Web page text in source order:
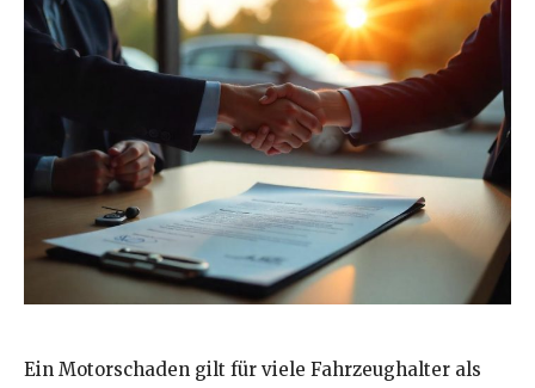
Ein Motorschaden gilt für viele Fahrzeughalter als